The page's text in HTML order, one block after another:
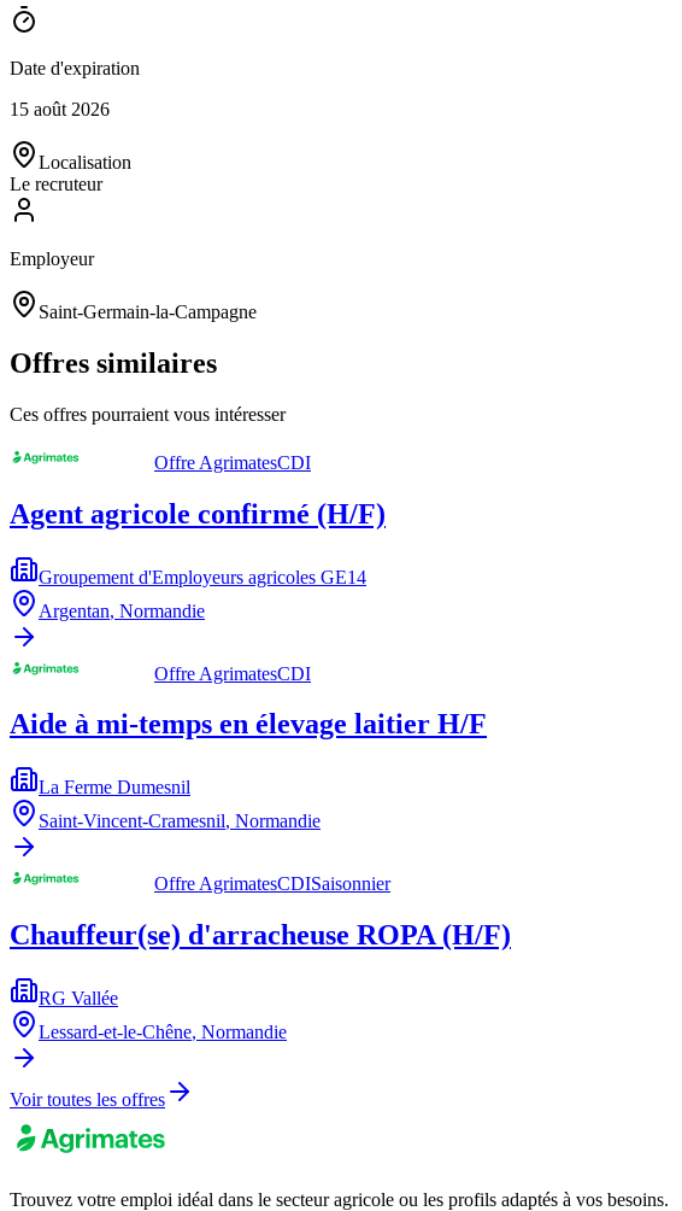
Date d'expiration
15 août 2026
Localisation
Le recruteur
Employeur
Saint-Germain-la-Campagne
Offres similaires
Ces offres pourraient vous intéresser
Offre AgrimatesCDI
Agent agricole confirmé (H/F)
Groupement d'Employeurs agricoles GE14
Argentan, Normandie
Offre AgrimatesCDI
Aide à mi-temps en élevage laitier H/F
La Ferme Dumesnil
Saint-Vincent-Cramesnil, Normandie
Offre AgrimatesCDISaisonnier
Chauffeur(se) d'arracheuse ROPA (H/F)
RG Vallée
Lessard-et-le-Chêne, Normandie
Voir toutes les offres
Trouvez votre emploi idéal dans le secteur agricole ou les profils adaptés à vos besoins.